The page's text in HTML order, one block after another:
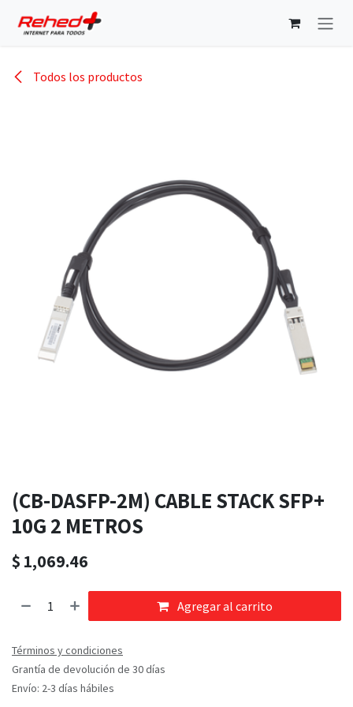
Todos los productos
(CB-DASFP-2M) CABLE STACK SFP+
10G 2 METROS
$ 1,069.46
Agregar al carrito
Términos y condiciones
Grantía de devolución de 30 días
Envío: 2-3 días hábiles